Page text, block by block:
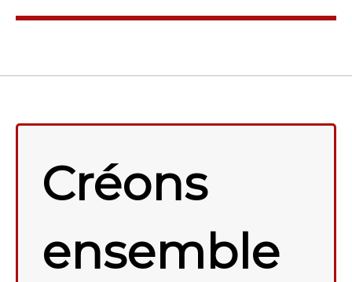
Créons
ensemble